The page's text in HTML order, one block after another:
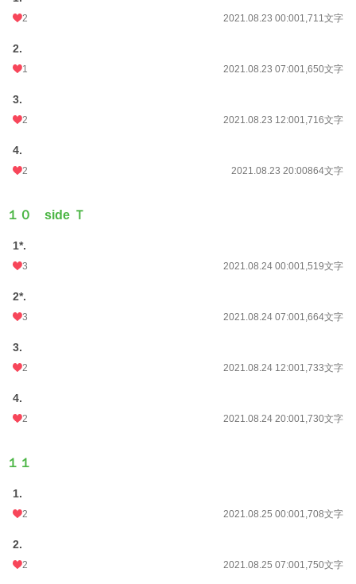
2 2021.08.23 00:001,711文字
2.
1 2021.08.23 07:001,650文字
3.
2 2021.08.23 12:001,716文字
4.
2 2021.08.23 20:00864文字
１０ side Ｔ
1*.
3 2021.08.24 00:001,519文字
2*.
3 2021.08.24 07:001,664文字
3.
2 2021.08.24 12:001,733文字
4.
2 2021.08.24 20:001,730文字
１１
1.
2 2021.08.25 00:001,708文字
2.
2 2021.08.25 07:001,750文字